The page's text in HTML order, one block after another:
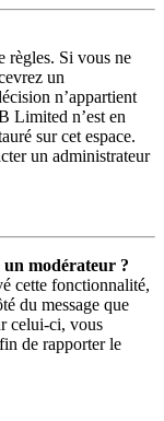
règles. Si vous ne
un
n’appartient
Limited n’est en
sur cet espace.
un administrateur
un modérateur ?
cette fonctionnalité,
du message que
celui-ci, vous
de rapporter le